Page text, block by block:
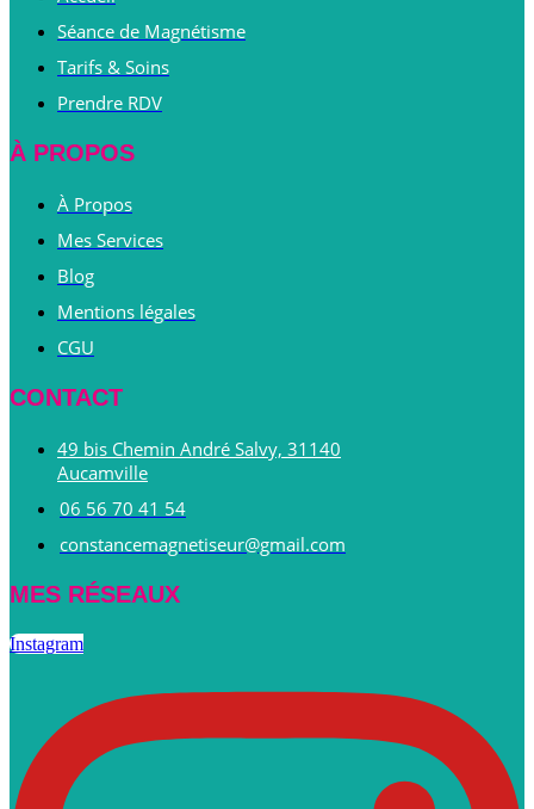
Séance de Magnétisme
Tarifs & Soins
Prendre RDV
À PROPOS
À Propos
Mes Services
Blog
Mentions légales
CGU
CONTACT
49 bis Chemin André Salvy, 31140
Aucamville
06 56 70 41 54
constancemagnetiseur@gmail.com
MES RÉSEAUX
Instagram